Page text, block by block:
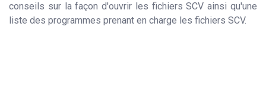
conseils sur la façon d'ouvrir les fichiers SCV ainsi qu'une
liste des programmes prenant en charge les fichiers SCV.